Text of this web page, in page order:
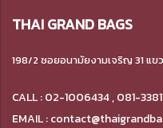
THAI GRAND BAGS
198/2 ซอยอนามัยงามเจริญ 31 แข
CALL : 02-1006434 , 081-
EMAIL :